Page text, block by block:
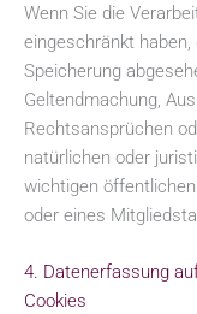
Wenn Sie die
eingeschränkt
Speicherung
Geltendmachung,
Rechtsansprüchen
natürlichen oder
wichtigen
oder eines
4. Datenerfassung
Cookies